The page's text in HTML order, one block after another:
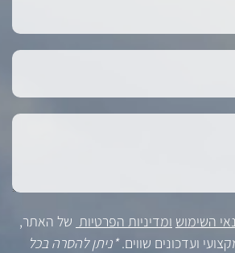
השימוש ומדיניות הפרטיות של האתר,
ועדכונים שווים.*ניתן להסרה בכל